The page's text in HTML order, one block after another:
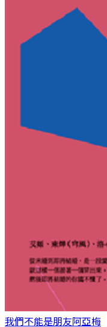
我們不能是朋友阿亞梅